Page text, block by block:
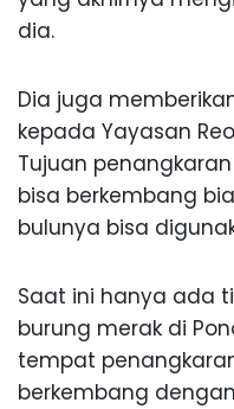
dia.
Dia juga
kepada Yayasan
Tujuan
bisa berkembang
bulunya bisa
Saat ini hanya ada
burung merak di
tempat
berkembang